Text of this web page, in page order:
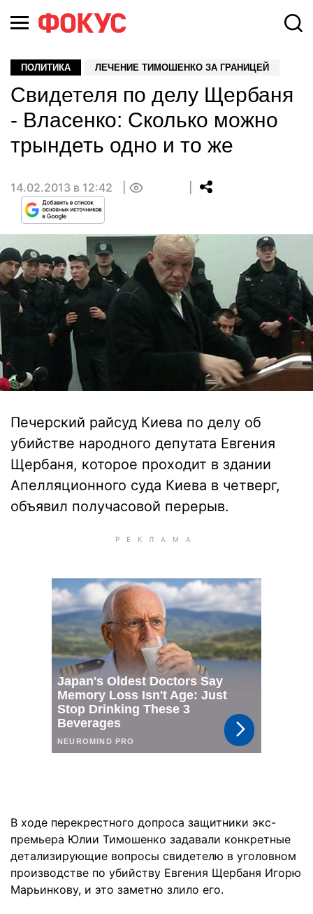
ПОЛИТИКА ЛЕЧЕНИЕ ТИМОШЕНКО ЗА ГРАНИЦЕЙ
Свидетеля по делу Щербаня
- Власенко: Сколько можно
трындеть одно и то же
14.02.2013 в 12:42
Печерский райсуд Киева по делу об
убийстве народного депутата Евгения
Щербаня, которое проходит в здании
Апелляционного суда Киева в четверг,
объявил получасовой перерыв.
В ходе перекрестного допроса защитники экс-
премьера Юлии Тимошенко задавали конкретные
детализирующие вопросы свидетелю в уголовном
производстве по убийству Евгения Щербаня Игорю
Марьинкову, и это заметно злило его.